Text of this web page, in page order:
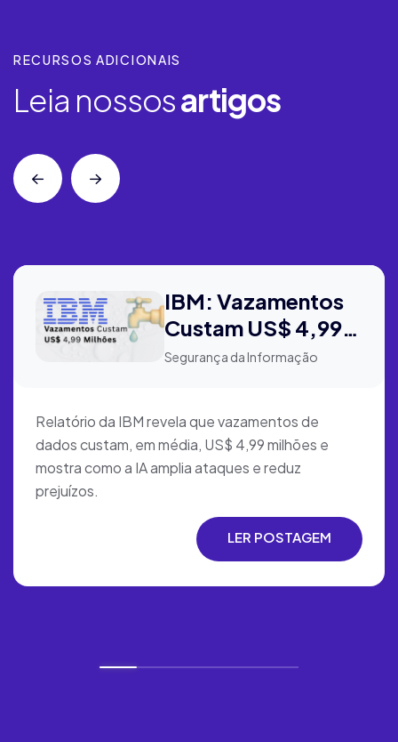
RECURSOS ADICIONAIS
Leia nossosartigos
IBM: Vazamentos
Custam US$ 4,99
Milhões
Segurança da Informação
Relatório da IBM revela que vazamentos de
dados custam, em média, US$ 4,99 milhões e
mostra como a IA amplia ataques e reduz
prejuízos.
LER POSTAGEM